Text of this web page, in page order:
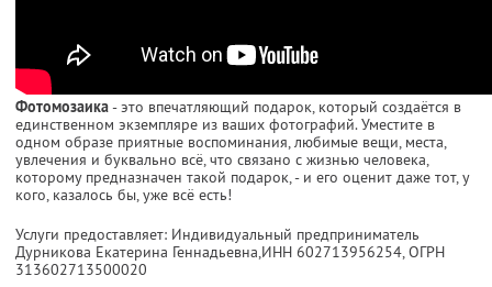
Фотомозаика- это впечатляющий подарок, который создаётся в
единственном экземпляре из ваших фотографий. Уместите в
одном образе приятные воспоминания, любимые вещи, места,
увлечения и буквально всё, что связано с жизнью человека,
которому предназначен такой подарок, - и его оценит даже тот, у
кого, казалось бы, уже всё есть!
Услуги предоставляет: Индивидуальный предприниматель
Дурникова Екатерина Геннадьевна,ИНН 602713956254, ОГРН
313602713500020